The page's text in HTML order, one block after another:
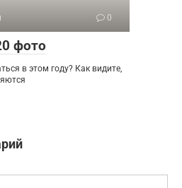
0
фото
в этом году? Как видите,